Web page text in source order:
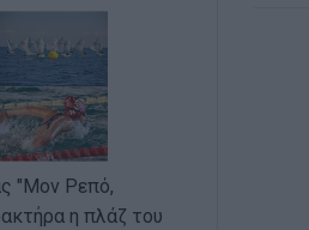
"Μον Ρεπό,
η πλάζ του